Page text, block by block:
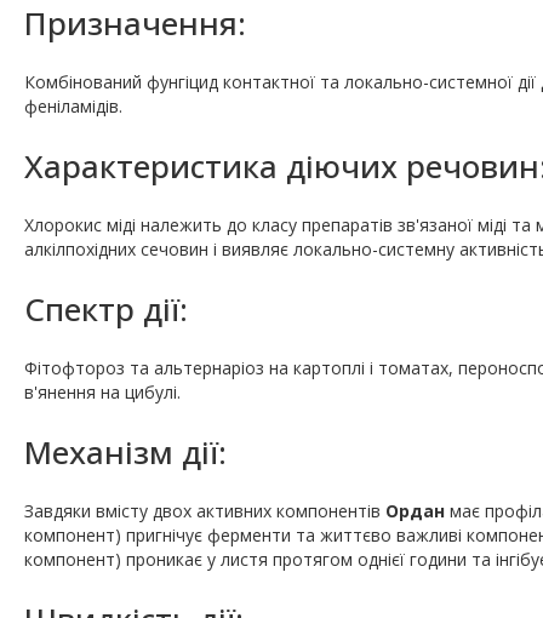
Призначення:
Комбінований фунгіцид контактної та локально-системної
феніламідів.
Характеристика діючих
Хлорокис міді належить до класу препаратів зв'язаної міді
алкілпохідних сечовин і виявляє локально-системну
Спектр дії:
Фітофтороз та альтернаріоз на картоплі і томатах,
в'янення на цибулі.
Механізм дії:
Завдяки вмісту двох активних компонентів Ордан має
компонент) пригнічує ферменти та життєво важливі
компонент) проникає у листя протягом однієї години та